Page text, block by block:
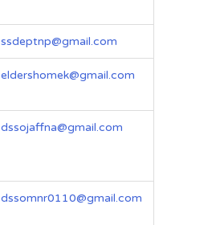
ssdeptnp@gmail.com
eldershomek@gmail.com
dssojaffna@gmail.com
dssomnr0110@gmail.com